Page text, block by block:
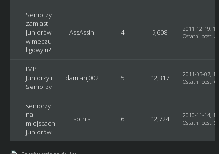
Seniorzy
zamiast
juniorów
w meczu
ligowym?
AssAssin 4 9,608
2011-12-19,
Ostatni post:
IMP
Juniorzy i
Seniorzy
damianj002 5 12,317
2011-05-07,
Ostatni post:
seniorzy
na
miejscach
juniorów
sothis 6 12,724
2010-11-14,
Ostatni post: